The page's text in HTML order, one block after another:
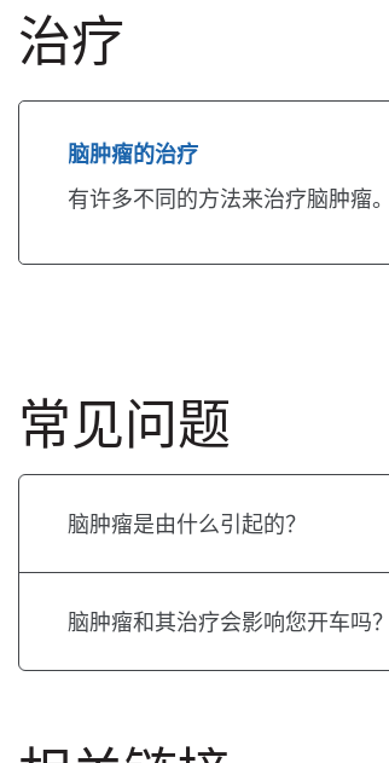
治疗
脑肿瘤的治疗
有许多不同的方法来治疗脑肿瘤
常见问题
脑肿瘤是由什么引起的？
脑肿瘤和其治疗会影响您开车吗？